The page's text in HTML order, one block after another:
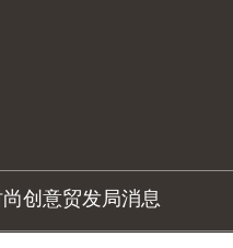
尚创意贸发局消息